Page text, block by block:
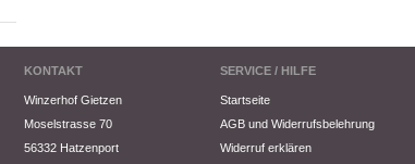
KONTAKT
Winzerhof Gietzen
Moselstrasse 70
56332 Hatzenport
SERVICE / HILFE
Startseite
AGB und Widerrufsbelehrung
Widerruf erklären